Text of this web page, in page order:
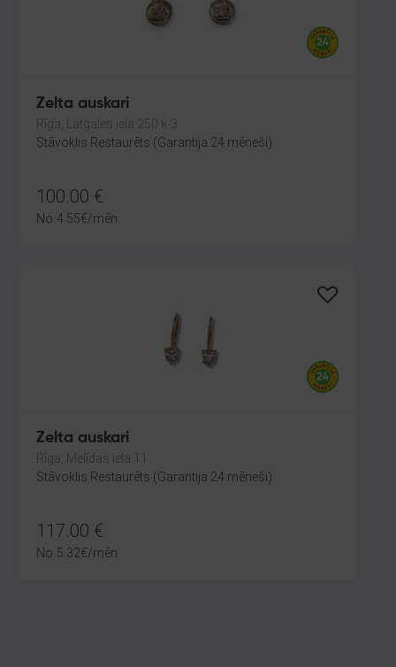
Zelta auskari
Rīga, Latgales iela 250 k-3
Stāvoklis Restaurēts (Garantija 24 mēneši)
100.00 €
No 4.55€/mēn.
Zelta auskari
Rīga, Melīdas iela 11
Stāvoklis Restaurēts (Garantija 24 mēneši)
117.00 €
No 5.32€/mēn.